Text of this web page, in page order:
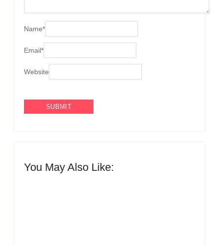
Name*
Email*
Website
You May Also Like: